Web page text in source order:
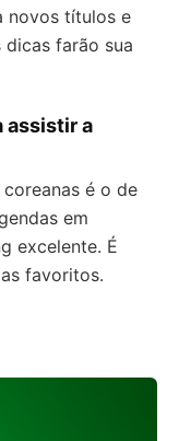
novos títulos e
farão sua
assistir a
é o de
em
excelente. É
favoritos.